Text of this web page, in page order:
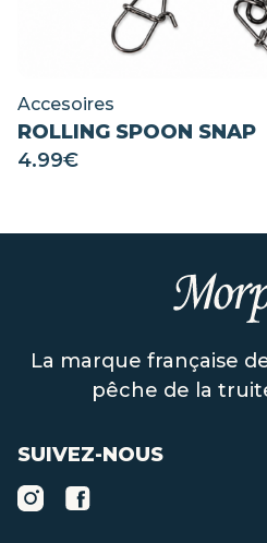
Accesoires
ROLLING SPOON SNAP
4.99€
La marque française
pêche de la
SUIVEZ-NOUS